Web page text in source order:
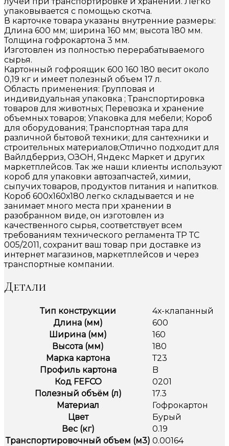
упаковывается с помощью скотча.
В карточке товара указаны внутренние размеры:
Длина 600 мм; ширина 160 мм; высота 180 мм.
Толщина гофрокартона 3 мм.
Изготовлен из полностью перерабатываемого
сырья.
Картонный гофроящик 600 160 180 весит около
0,19 кг и имеет полезный объем 17 л.
Область применения: Групповая и
индивидуальная упаковка ; Транспортировка
товаров для животных; Перевозка и хранение
объемных товаров; Упаковка для мебели; Короб
для оборудования; Транспортная тара для
различной бытовой техники; для сантехники и
строительных материалов;Отлично подходит для
Вайлдберриз, ОЗОН, Яндекс Маркет и других
маркетплейсов. Так же наши клиенты используют
короб для упаковки автозапчастей, химии,
сыпучих товаров, продуктов питания и напитков.
Короб 600х160х180 легко складывается и не
занимает много места при хранении в
разобранном виде, он изготовлен из
качественного сырья, соответствует всем
требованиям технического регламента ТР ТС
005/2011, сохранит ваш товар при доставке из
интернет магазинов, маркетплейсов и через
транспортные компании.
Детали
Тип конструкции
4х-клапанный
Длина (мм)
600
Ширина (мм)
160
Высота (мм)
180
Марка картона
Т23
Профиль картона
B
Код FEFCO
0201
Полезный объём (л)
17.3
Материал
Гофрокартон
Цвет
Бурый
Вес (кг)
0.19
Транспортировочный объем (м3) 0.00164